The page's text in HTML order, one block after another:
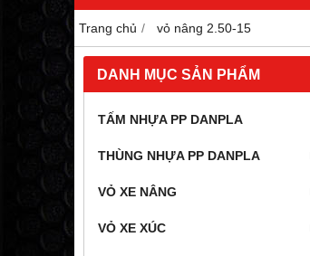
Trang chủ vỏ nâng 2.50-15
DANH MỤC SẢN PHẨM
TẤM NHỰA PP DANPLA
THÙNG NHỰA PP DANPLA
VỎ XE NÂNG
VỎ XE XÚC